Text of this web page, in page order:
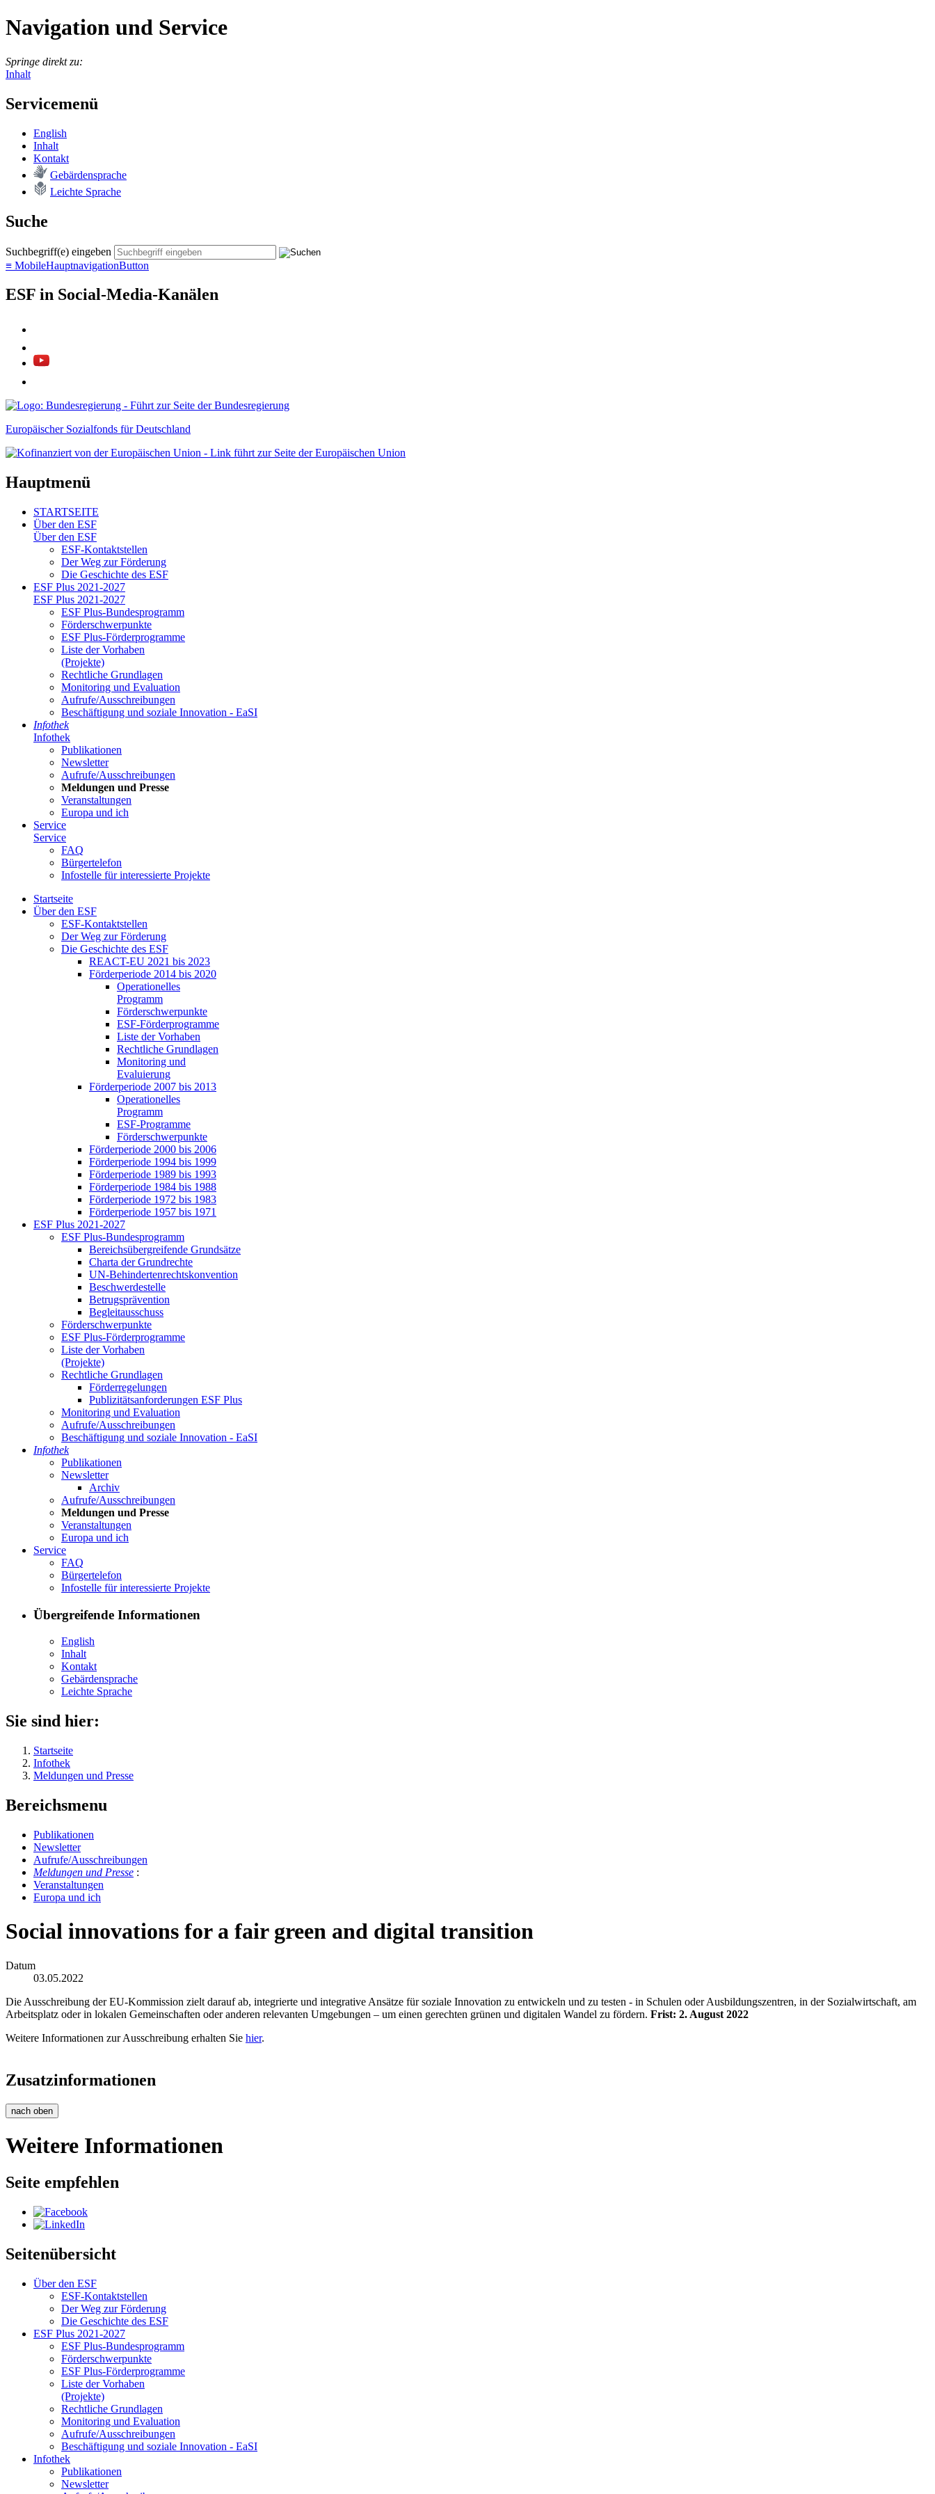
Navigation und Service
Springe direkt zu:
Inhalt
Servicemenü
English
In­halt
Kon­takt
Ge­bär­den­spra­che
Leich­te Spra­che
Suche
Suchbegriff(e) eingeben
≡ MobileHauptnavigationButton
ESF in Social-Media-Kanälen
Europäischer Sozialfonds für Deutschland
Hauptmenü
STARTSEITE
Über den ESF
Über den ESF
ESF-Kon­takt­stel­len
Der Weg zur För­de­rung
Die Ge­schich­te des ESF
ESF Plus 2021-2027
ESF Plus 2021-2027
ESF Plus-Bun­des­pro­gramm
För­der­schwer­punk­te
ESF Plus-För­der­pro­gram­me
Lis­te der Vor­ha­ben
(Pro­jek­te)
Recht­li­che Grund­la­gen
Mo­ni­to­ring und Eva­lua­ti­on
Auf­ru­fe/Aus­schrei­bun­gen
Be­schäf­ti­gung und so­zia­le In­no­va­ti­on - Ea­SI
In­fo­thek
In­fo­thek
Pu­bli­ka­tio­nen
Newslet­ter
Auf­ru­fe/Aus­schrei­bun­gen
Mel­dun­gen und Pres­se
Ver­an­stal­tun­gen
Eu­ro­pa und ich
Ser­vice
Ser­vice
FAQ
Bür­ger­te­le­fon
In­fo­stel­le für in­ter­es­sier­te Pro­jek­te
Start­sei­te
Über den ESF
ESF-Kon­takt­stel­len
Der Weg zur För­de­rung
Die Ge­schich­te des ESF
RE­ACT-EU 2021 bis 2023
För­der­pe­ri­ode 2014 bis 2020
Ope­ra­tio­nel­les
Pro­gramm
För­der­schwer­punk­te
ESF-För­der­pro­gram­me
Lis­te der Vor­ha­ben
Recht­li­che Grund­la­gen
Mo­ni­to­ring und
Eva­lu­ie­rung
För­der­pe­ri­ode 2007 bis 2013
Ope­ra­tio­nel­les
Pro­gramm
ESF-Pro­gram­me
För­der­schwer­punk­te
För­der­pe­ri­ode 2000 bis 2006
För­der­pe­ri­ode 1994 bis 1999
För­der­pe­ri­ode 1989 bis 1993
För­der­pe­ri­ode 1984 bis 1988
För­der­pe­ri­ode 1972 bis 1983
För­der­pe­ri­ode 1957 bis 1971
ESF Plus 2021-2027
ESF Plus-Bun­des­pro­gramm
Be­reichs­über­grei­fen­de Grund­sät­ze
Char­ta der Grund­rech­te
UN-Be­hin­der­ten­rechts­kon­ven­ti­on
Be­schwer­de­stel­le
Be­trugs­prä­ven­ti­on
Be­glei­taus­schuss
För­der­schwer­punk­te
ESF Plus-För­der­pro­gram­me
Lis­te der Vor­ha­ben
(Pro­jek­te)
Recht­li­che Grund­la­gen
För­der­re­ge­lun­gen
Pu­bli­zi­täts­an­for­de­run­gen ESF Plus
Mo­ni­to­ring und Eva­lua­ti­on
Auf­ru­fe/Aus­schrei­bun­gen
Be­schäf­ti­gung und so­zia­le In­no­va­ti­on - Ea­SI
In­fo­thek
Pu­bli­ka­tio­nen
Newslet­ter
Ar­chiv
Auf­ru­fe/Aus­schrei­bun­gen
Mel­dun­gen und Pres­se
Ver­an­stal­tun­gen
Eu­ro­pa und ich
Ser­vice
FAQ
Bür­ger­te­le­fon
In­fo­stel­le für in­ter­es­sier­te Pro­jek­te
Übergreifende Informationen
English
In­halt
Kon­takt
Ge­bär­den­spra­che
Leich­te Spra­che
Sie sind hier:
Startseite
Infothek
Meldungen und Presse
Bereichsmenu
Pu­bli­ka­tio­nen
Newslet­ter
Auf­ru­fe/Aus­schrei­bun­gen
Mel­dun­gen und Pres­se :
Ver­an­stal­tun­gen
Eu­ro­pa und ich
Social innovations for a fair green and digital transition
Datum
03.05.2022
Die Ausschreibung der EU-Kommission zielt darauf ab, integrierte und integrative Ansätze für soziale Innovation zu entwickeln und zu testen - in Schulen oder Ausbildungszentren, in der Sozialwirtschaft, am
Arbeitsplatz oder in lokalen Gemeinschaften oder anderen relevanten Umgebungen – um einen gerechten grünen und digitalen Wandel zu fördern. Frist: 2. August 2022
Weitere Informationen zur Ausschreibung erhalten Sie hier.
Zusatzinformationen
nach oben
Weitere Informationen
Seite empfehlen
Seitenübersicht
Über den ESF
ESF-Kon­takt­stel­len
Der Weg zur För­de­rung
Die Ge­schich­te des ESF
ESF Plus 2021-2027
ESF Plus-Bun­des­pro­gramm
För­der­schwer­punk­te
ESF Plus-För­der­pro­gram­me
Lis­te der Vor­ha­ben
(Pro­jek­te)
Recht­li­che Grund­la­gen
Mo­ni­to­ring und Eva­lua­ti­on
Auf­ru­fe/Aus­schrei­bun­gen
Be­schäf­ti­gung und so­zia­le In­no­va­ti­on - Ea­SI
In­fo­thek
Pu­bli­ka­tio­nen
Newslet­ter